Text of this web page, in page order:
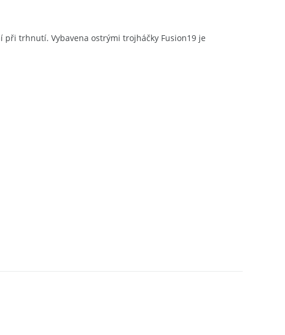
trhnutí. Vybavena ostrými trojháčky Fusion19 je